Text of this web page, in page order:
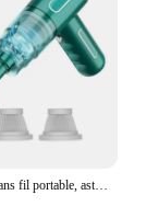
Petit aspirateur sans fil portable, aste, déterminer la maison